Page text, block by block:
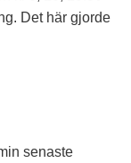
Det här gjorde
senaste